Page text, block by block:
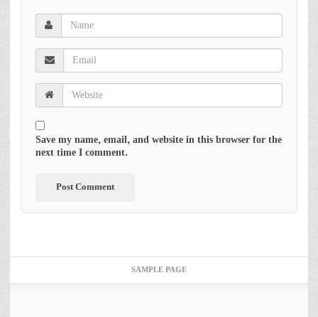
Save my name, email, and website in this browser for the
next time I comment.
SAMPLE PAGE